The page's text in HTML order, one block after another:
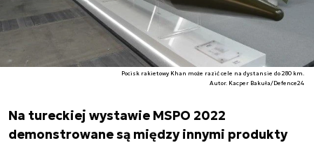
Pocisk rakietowy Khan może razić cele na dystansie do 280 km.
Autor. Kacper Bakuła/Defence24
Na tureckiej wystawie MSPO 2022
demonstrowane są między innymi produkty